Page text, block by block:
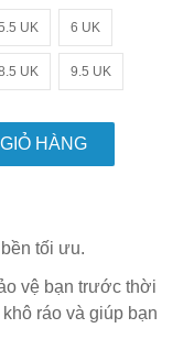
UK 6 UK
UK 9.5 UK
HÀNG
tối ưu.
vệ bạn trước thời
ráo và giúp bạn